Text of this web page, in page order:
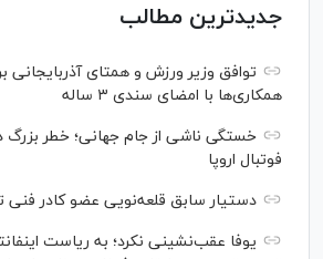
جدیدترین مطالب
توافق وزیر ورزش و همتای
همکاری‌ها با امضای سندی ۳ ساله
خستگی ناشی از جام جهانی؛ خطر
فوتبال اروپا
دستیار سابق قلعه‌نویی عضو کادر فنی
یوفا عقب‌نشینی نکرد؛ به ریاست